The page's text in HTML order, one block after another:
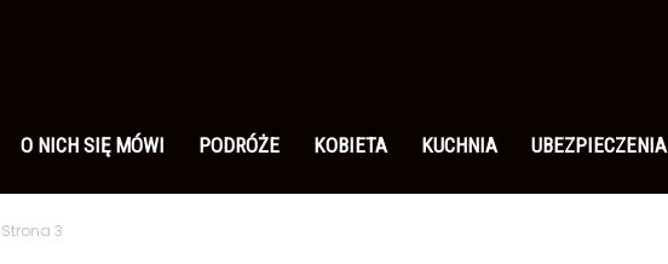
O NICH SIĘ MÓWI PODRÓŻE KOBIETA KUCHNIA UBEZPIECZENIA
Strona 3